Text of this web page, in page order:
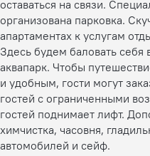
оставаться на связи.
организована парковка.
апартаментах к услугам
Здесь будем баловать
аквапарк. Чтобы
и удобным, гости могут
гостей с ограниченными
гостей поднимает лифт.
химчистка, часовня,
автомобилей и сейф.